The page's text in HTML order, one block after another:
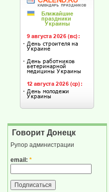
Говорит Донецк
Рупор администрации
email: *